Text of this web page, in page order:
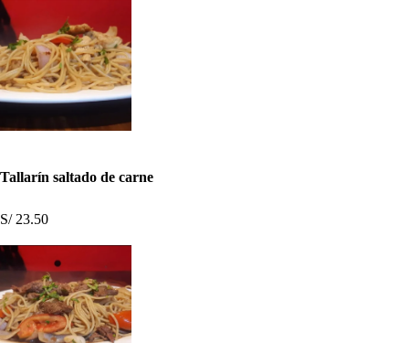
Tallarín saltado de carne
S/ 23.50